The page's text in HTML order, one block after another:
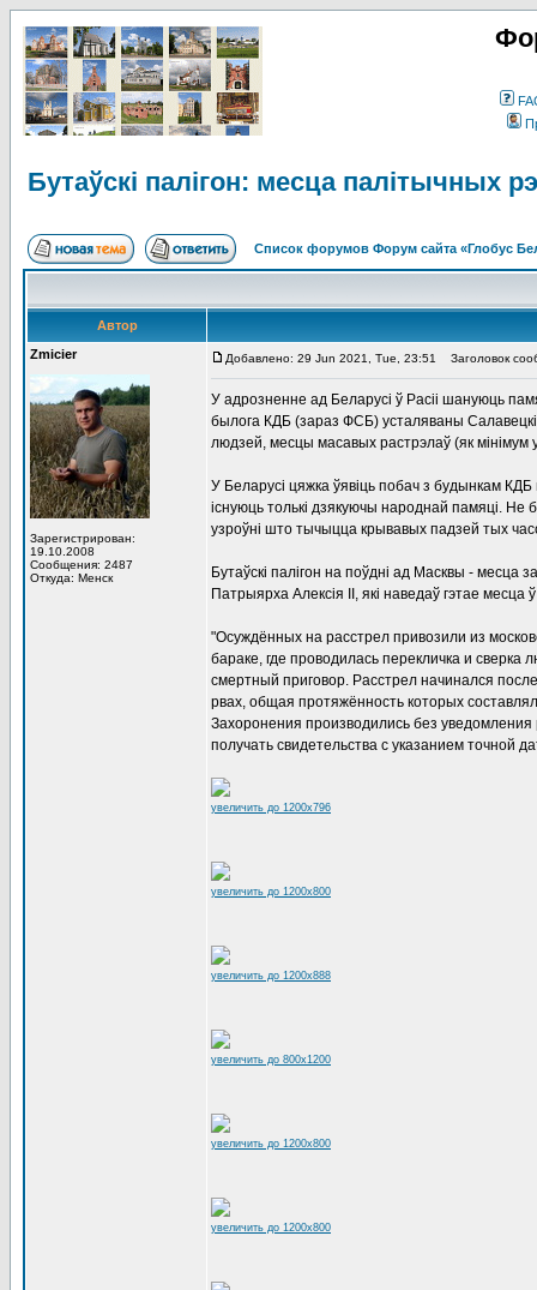
Бутаўскі палігон: месца палітычных
Список форумов Форум сайта «Глобус
Автор
Zmicier
Зарегистрирован:
19.10.2008
Сообщения: 2487
Откуда: Менск
Добавлено: 29 Jun 2021, Tue, 23:51 Заголовок
У адрозненне ад Беларусі ў Расіі шануюць
былога КДБ (зараз ФСБ) усталяваны Салавецкі
людзей, месцы масавых растрэлаў (як
У Беларусі цяжка ўявіць побач з будынкам
існуюць толькі дзякуючы народнай памяці.
узроўні што тычыцца крывавых падзей тых
Бутаўскі палігон на поўдні ад Масквы - месца
Патрыярха Алексія II, які наведаў гэтае месца
"Осуждённых на расстрел привозили из
бараке, где проводилась перекличка и
смертный приговор. Расстрел начинался
рвах, общая протяжённость которых
Захоронения производились без
получать свидетельства с указанием точной
увеличить до 1200x796
увеличить до 1200x800
увеличить до 1200x888
увеличить до 800x1200
увеличить до 1200x800
увеличить до 1200x800